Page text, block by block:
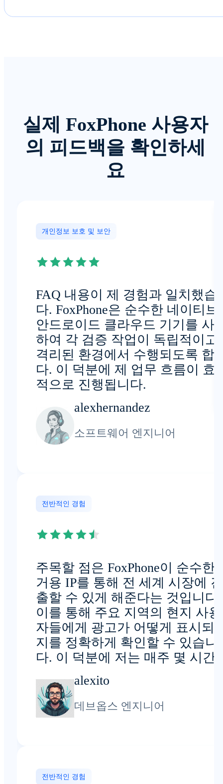
실제 FoxPhone 사용자
의 피드백을 확인하세
요
개인정보 보호 및 보안
FAQ 내용이 제 경험과 일치했습
다. FoxPhone은 순수한 네이티브
안드로이드 클라우드 기기를 사
하여 각 검증 작업이 독립적이고
격리된 환경에서 수행되도록 합
다. 이 덕분에 제 업무 흐름이 효
적으로 진행됩니다.
alexhernandez
소프트웨어 엔지니어
전반적인 경험
주목할 점은 FoxPhone이 순수한
거용 IP를 통해 전 세계 시장에 진
출할 수 있게 해준다는 것입니다.
이를 통해 주요 지역의 현지 사용
자들에게 광고가 어떻게 표시되
지를 정확하게 확인할 수 있습니
다. 이 덕분에 저는 매주 몇 시간
절약할 수 있습니다.
alexito
데브옵스 엔지니어
전반적인 경험